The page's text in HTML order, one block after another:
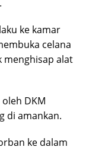
ke kamar
celana
menghisap alat
DKM
di amankan.
ke dalam